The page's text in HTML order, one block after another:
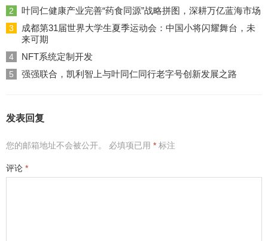
2 叶同仁健康产业完善“药食同源”战略拼图，深耕万亿蓝海市场
3
成都第31届世界大学生夏季运动会：中国小将闪耀舞台，未
来可期
4 NFT系统定制开发
5 强强联合，凯利智上与叶同仁同行老字号创新发展之路
发表回复
您的邮箱地址不会被公开。 必填项已用 * 标注
评论 *